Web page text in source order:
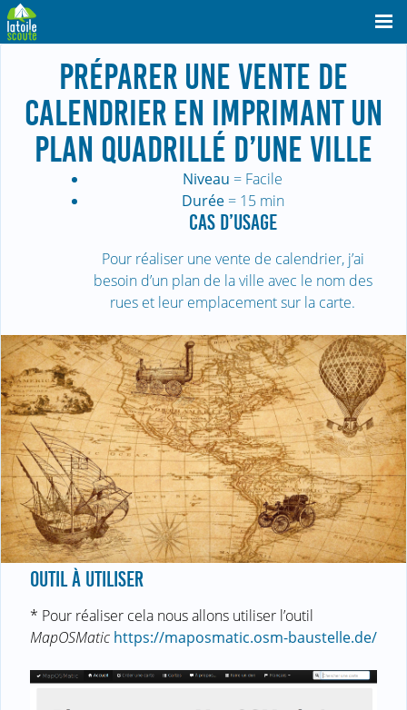
PRÉPARER UNE VENTE DE
CALENDRIER EN IMPRIMANT UN
PLAN QUADRILLÉ D’UNE VILLE
Niveau = Facile
Durée= 15 min
CAS D’USAGE
Pour réaliser une vente de calendrier, j’ai
besoin d’un plan de la ville avec le nom des
rues et leur emplacement sur la carte.
OUTIL À UTILISER
* Pour réaliser cela nous allons utiliser l’outil
MapOSMatic https://maposmatic.osm-baustelle.de/